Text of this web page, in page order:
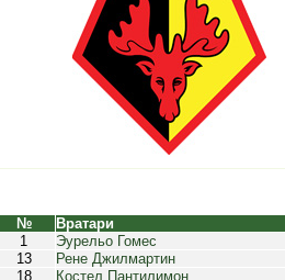
№
Вратари
1
Эурельо Гомес
13
Рене Джилмартин
18
Костел Пантилимон